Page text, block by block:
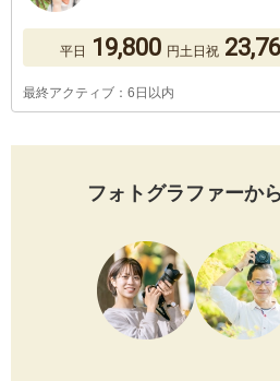
平日 19,800 円土日祝
最終アクティブ：6日以内
フォトグラファーか